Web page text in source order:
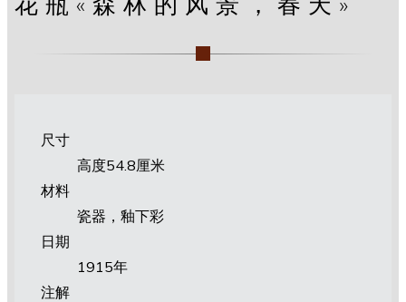
尺寸
高度54.8厘米
材料
瓷器，釉下彩
日期
1915年
注解